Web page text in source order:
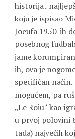
historijat
koju je ispisao
Joeufa 1950-ih
posebnog
jame
ih, ova je
specifičan
mogućem, pa
„Le Roiu“ kao
u prvoj polovini
tada) najvećih